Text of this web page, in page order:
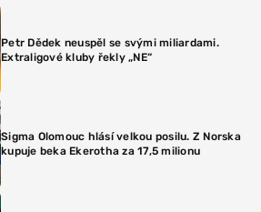
Petr Dědek neuspěl se svými miliardami.
Extraligové kluby řekly „NE“
Sigma Olomouc hlásí velkou posilu. Z Norska
kupuje beka Ekerotha za 17,5 milionu